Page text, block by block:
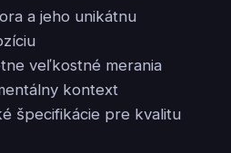
a jeho unikátnu
veľkostné merania
kontext
špecifikácie pre kvalitu